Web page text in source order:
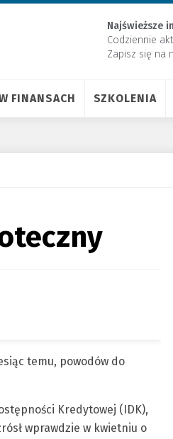
Najświeższe
Codziennie
Zapisz się na
FINANSACH SZKOLENIA
temu, powodów do
Kredytowej (IDK),
wprawdzie w kwietniu o